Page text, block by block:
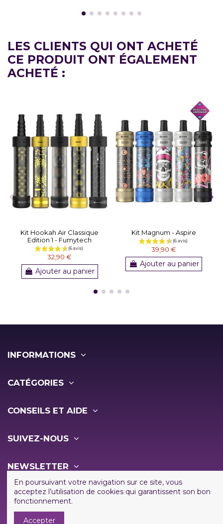
LES CLIENTS QUI ONT ACHETÉ
CE PRODUIT ONT ÉGALEMENT
ACHETÉ :
Kit Hookah Air Classique
Edition 1 - Fumytech
32,90 €
Ajouter au panier
Kit Magnum - Aspire
39,90 €
Ajouter au panier
INFORMATIONS
CATÉGORIES
CONSEILS ET AIDE
SUIVEZ-NOUS
NEWSLETTER
En poursuivant votre navigation sur ce site, vous
acceptez l’utilisation de cookies qui garantissent son bon
fonctionnement.
Accepter